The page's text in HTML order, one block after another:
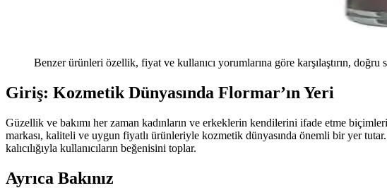
Benzer ürünleri özellik, fiyat ve kullanıcı yorumlarına göre karşılaştırın, doğru
Giriş: Kozmetik Dünyasında Flormar’ın Yeri
Güzellik ve bakımı her zaman kadınların ve erkeklerin kendilerini ifade etme
markası, kaliteli ve uygun fiyatlı ürünleriyle kozmetik dünyasında önemli bir yer
kalıcılığıyla kullanıcıların beğenisini toplar.
Ayrıca Bakınız